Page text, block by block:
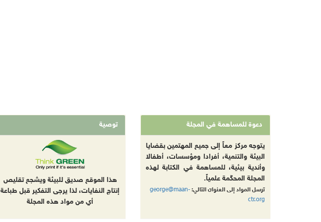
دعوة للمساهمة في المجلة
يتوجه مركز معاً إلى جميع المهتمين بقضايا
البيئة والتنمية، أفرادا ومؤسسات، أطفالا
وأندية بيئية، للمساهمة في الكتابة لهذه
المجلة المحكّمة علمياً.
ترسل المواد إلى العنوان التالي:george@maan-
ctr.org
توصية
هذا الموقع صديق للبيئة ويشجع تقليص
إنتاج النفايات، لذا يرجى التفكير قبل طباعة
أي من مواد هذه المجلة